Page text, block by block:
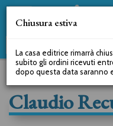
Claudio
Chiusura estiva
La casa editrice rimarrà
subito gli ordini ricevuti
dopo questa data saranno